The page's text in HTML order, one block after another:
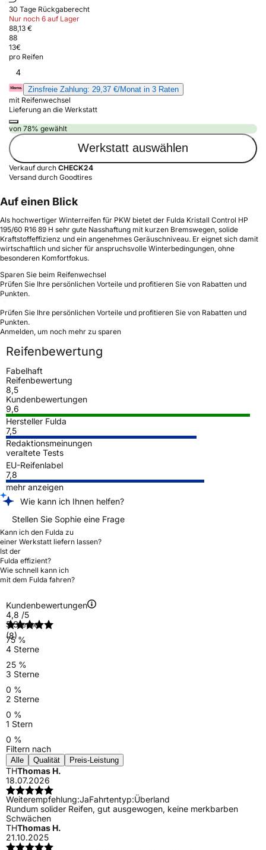
30 Tage Rückgaberecht
Nur noch 6 auf Lager
88,13 €
88
13€
pro Reifen
4
Zinsfreie Zahlung: 29,37 €/Monat in 3 Raten
mit Reifenwechsel
Lieferung an die Werkstatt
von 78% gewählt
Werkstatt auswählen
Verkauf durch CHECK24
Versand durch Goodtires
Auf einen Blick
Als hochwertiger Winterreifen für PKW bietet der Fulda Kristall Control HP
195/60 R16 89 H sehr gute Nasshaftung mit kurzen Bremswegen, solide
Kraftstoffeffizienz und ein angenehmes Geräuschniveau. Er eignet sich damit
wirtschaftlich und sicher für anspruchsvolle Winterbedingungen, ohne
besonderen Komfortfokus.
Sparen Sie beim Reifenwechsel
Prüfen Sie Ihre persönlichen Vorteile und profitieren Sie von Rabatten und
Punkten.
Prüfen Sie Ihre persönlichen Vorteile und profitieren Sie von Rabatten und
Punkten.
Anmelden, um noch mehr zu sparen
Reifenbewertung
Fabelhaft
Reifenbewertung
8,5
Kundenbewertungen
9,6
Hersteller Fulda
7,5
Redaktionsmeinungen
veraltete Tests
EU-Reifenlabel
7,8
mehr anzeigen
Wie kann ich Ihnen helfen?
Stellen Sie Sophie eine Frage
Kann ich den Fulda zu
einer Werkstatt liefern lassen?
Ist der
Fulda effizient?
Wie schnell kann ich
mit dem Fulda fahren?
Kundenbewertungen
4,8 /5
(8)
5 Sterne
75 %
4 Sterne
25 %
3 Sterne
0 %
2 Sterne
0 %
1 Stern
0 %
Filtern nach
Alle Qualität Preis-Leistung
THThomas H.
18.07.2026
Weiterempfehlung:JaFahrtentyp:Überland
Rundum solider Reifen, gut ausgewogen, keine merkbarben
Schwächen
THThomas H.
21.10.2025